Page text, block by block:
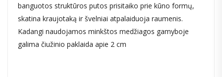
banguotos struktūros putos prisitaiko prie kūno formų,
skatina kraujotaką ir švelniai atpalaiduoja raumenis.
Kadangi naudojamos minkštos medžiagos gamyboje
galima čiužinio paklaida apie 2 cm